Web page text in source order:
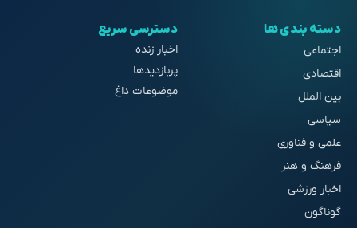
دسته بندی ها
اجتماعی
اقتصادی
بین الملل
سیاسی
علمی و فناوری
فرهنگ و هنر
اخبار ورزشی
گوناگون
دسترسی سریع
اخبار زنده
پربازدیدها
موضوعات داغ